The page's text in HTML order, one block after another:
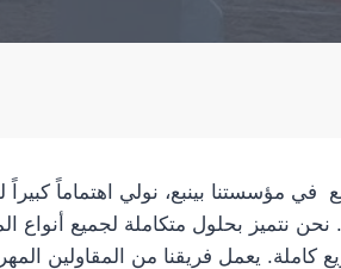
مؤسستنا بينبع، نولي اهتماماً
نحن نتميز بحلول متكاملة لجميع أنواع
كاملة. يعمل فريقنا من المقاولين